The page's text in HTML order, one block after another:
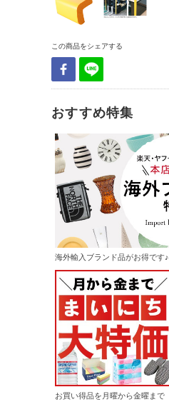
この商品をシェアする
おすすめ特集
海外輸入ブランド品がお得です♪
お買い得品を月曜から金曜まで